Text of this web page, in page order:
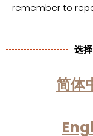
remember to
选
简体